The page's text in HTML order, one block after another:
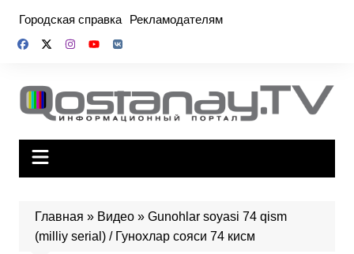
содержимому
Городская справка Рекламодателям
Главная » Видео» Gunohlar soyasi 74 qism
(milliy serial) / Гунохлар сояси 74 кисм